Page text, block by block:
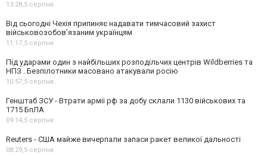
13:28,5 серпня
Від сьогодні Чехія припиняє надавати тимчасовий захист
військовозобов’язаним українцям
11:17,5 серпня
Під ударами один з найбільших розподільчих центрів Wildberries та
НПЗ . Безпілотники масовано атакували росію
10:57,5 серпня
Генштаб ЗСУ - Втрати армії рф за добу склали 1130 військових та
1715 БпЛА
09:14,5 серпня
Reuters - США майже вичерпали запаси ракет великої дальності
08:29,5 серпня